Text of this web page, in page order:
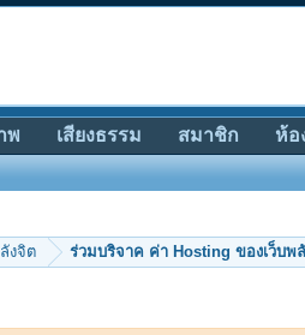
งจิต
พ เสียงธรรม สมาชิก ห้อ